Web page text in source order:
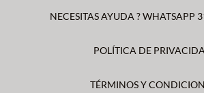
NECESITAS AYUDA ? WHATSAPP
POLÍTICA DE
TÉRMINOS Y